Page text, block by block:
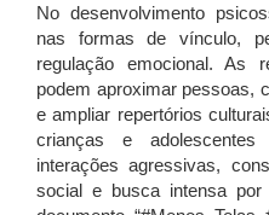
No desenvolvimento
nas formas de vínculo,
regulação emocional. As
podem aproximar pessoas,
e ampliar repertórios
crianças e adolescentes
interações agressivas,
social e busca intensa por